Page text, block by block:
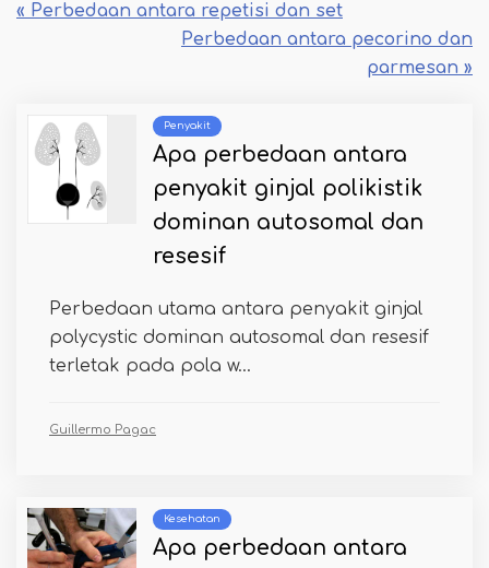
« Perbedaan antara repetisi dan set
Perbedaan antara pecorino dan
parmesan »
Penyakit
Apa perbedaan antara
penyakit ginjal polikistik
dominan autosomal dan
resesif
Perbedaan utama antara penyakit ginjal
polycystic dominan autosomal dan resesif
terletak pada pola w...
Guillermo Pagac
Kesehatan
Apa perbedaan antara